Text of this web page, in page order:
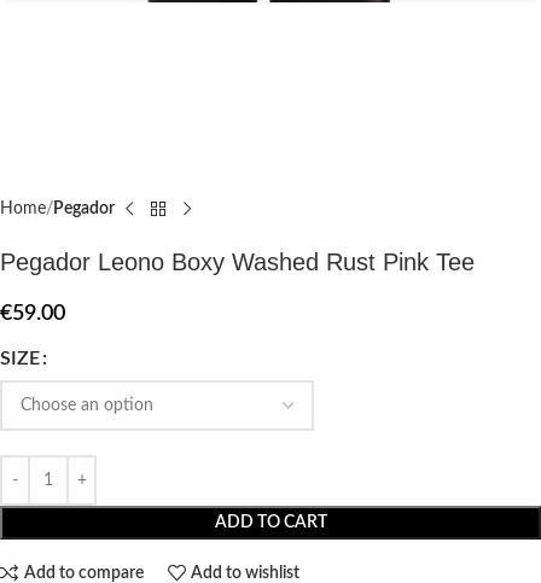
Home Pegador​
Pegador Leono Boxy Washed Rust Pink Tee
€59.00
SIZE
ADD TO CART
Add to compare Add to wishlist